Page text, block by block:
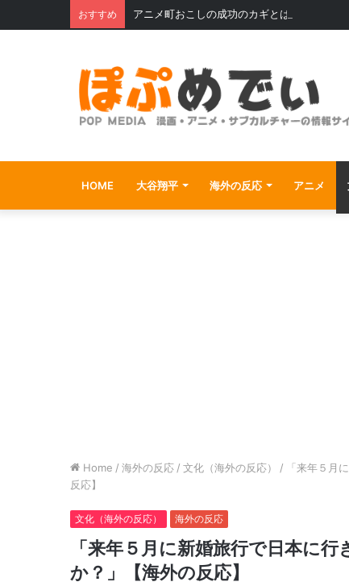
おすすめ アニメ町おこしの成功のカギとは？〜水木し
HOME 大谷翔平 海外の反応 アニメ
Home / 海外の反応 / 文化（海外の反応） /
「来年５月
反応】
文化（海外の反応） 海外の反応
「来年５月に新婚旅行で日本に
か？」【海外の反応】